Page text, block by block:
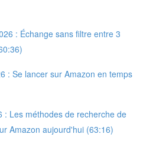
: Échange sans filtre entre 3
: Se lancer sur Amazon en temps
: Les méthodes de recherche de
Amazon aujourd'hui (63:16)